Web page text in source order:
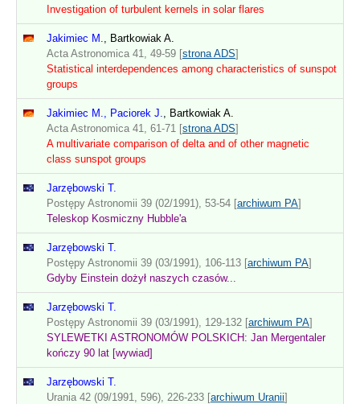
Investigation of turbulent kernels in solar flares
Jakimiec M.
, Bartkowiak A.
Acta Astronomica 41, 49-59 [strona ADS]
Statistical interdependences among characteristics of sunspot
groups
Jakimiec M., Paciorek J.
, Bartkowiak A.
Acta Astronomica 41, 61-71 [strona ADS]
A multivariate comparison of delta and of other magnetic
class sunspot groups
Jarzębowski T.
Postępy Astronomii 39 (02/1991), 53-54 [archiwum PA]
Teleskop Kosmiczny Hubble'a
Jarzębowski T.
Postępy Astronomii 39 (03/1991), 106-113 [archiwum PA]
Gdyby Einstein dożył naszych czasów...
Jarzębowski T.
Postępy Astronomii 39 (03/1991), 129-132 [archiwum PA]
SYLEWETKI ASTRONOMÓW POLSKICH: Jan Mergentaler
kończy 90 lat [wywiad]
Jarzębowski T.
Urania 42 (09/1991, 596), 226-233 [archiwum Uranii]